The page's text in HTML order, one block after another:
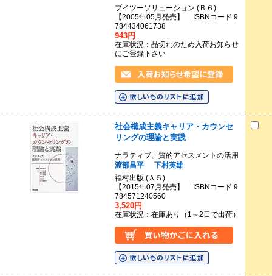
ブイツーソリューション (Ｂ６)
【2005年05月発売】 ISBNコード 9
784434061738
943円
在庫状況：品切れのため入荷お知らせ
にご登録下さい
社会構成主義キャリア・カウンセ
リングの理論と実践
ナラティブ、質的アセスメントの活用
渡部昌平
下村英雄
福村出版 (Ａ５)
【2015年07月発売】 ISBNコード 9
784571240560
3,520円
在庫状況：在庫あり（1～2日で出荷）